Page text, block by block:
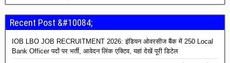
Recent Post &#10084;
IOB LBO JOB RECRUITMENT 2026: इंडियन ओवरसीज बैंक में 250 Local
Bank Officer पदों पर भर्ती, आवेदन लिंक एक्टिव, यहां देखें पूरी डिटेल